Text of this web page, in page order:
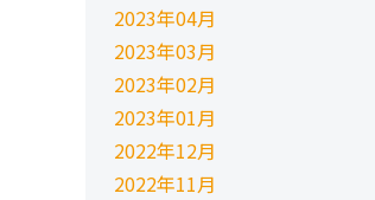
2023年04月
2023年03月
2023年02月
2023年01月
2022年12月
2022年11月